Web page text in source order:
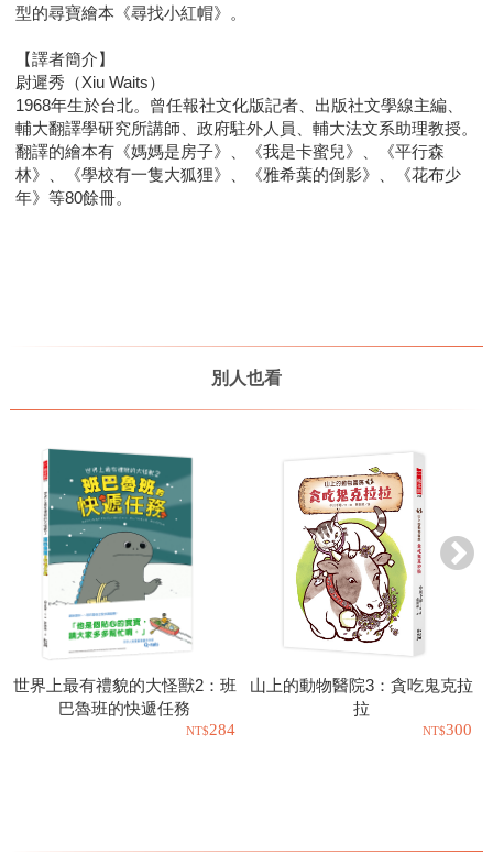
型的尋寶繪本《尋找小紅帽》。
【譯者簡介】
尉遲秀（Xiu Waits）
1968年生於台北。曾任報社文化版記者、出版社文學線主編、
輔大翻譯學研究所講師、政府駐外人員、輔大法文系助理教授。
翻譯的繪本有《媽媽是房子》、《我是卡蜜兒》、《平行森
林》、《學校有一隻大狐狸》、《雅希葉的倒影》、《花布少
年》等80餘冊。
別人也看
世界上最有禮貌的大怪獸2：班
巴魯班的快遞任務
284
山上的動物醫院3：貪吃鬼克拉
拉
300